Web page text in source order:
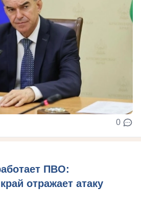
0
ПВО:
отражает атаку